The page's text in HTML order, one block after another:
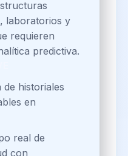
y trazables con
regionales